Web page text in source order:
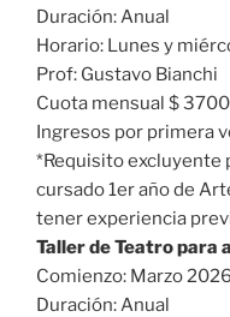
Duración: Anual
Horario: Lunes y
Prof: Gustavo Bianchi
Cuota mensual $ 3700
Ingresos por primera
*Requisito excluyente
cursado 1er año de
tener experiencia
Taller de Teatro para
Comienzo: Marzo 2026
Duración: Anual